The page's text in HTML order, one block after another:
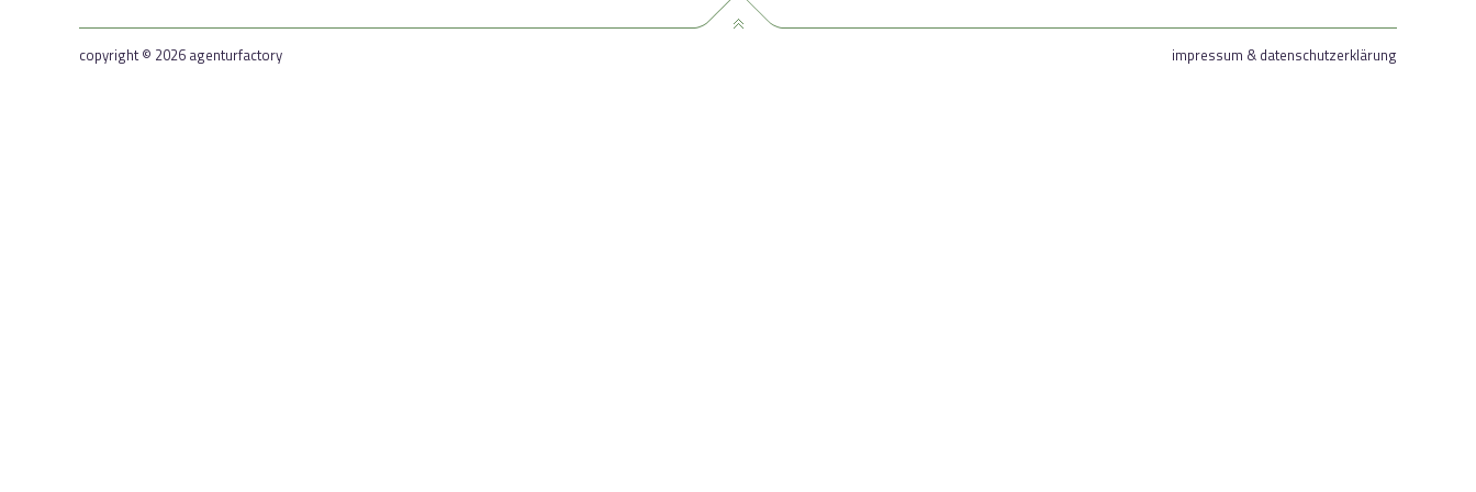
copyright © 2026 agenturfactory impressum & datenschutzerklärung